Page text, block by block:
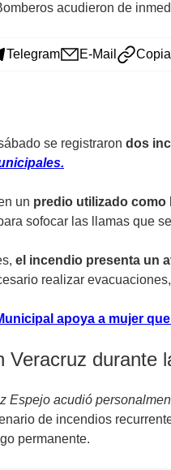
acudieron de
Telegram E-Mail
se registraron dos
un predio utilizado
sofocar las llamas que
el incendio presenta un
realizar
apoya a mujer
Veracruz durante
Espejo acudió
de incendios
permanente.